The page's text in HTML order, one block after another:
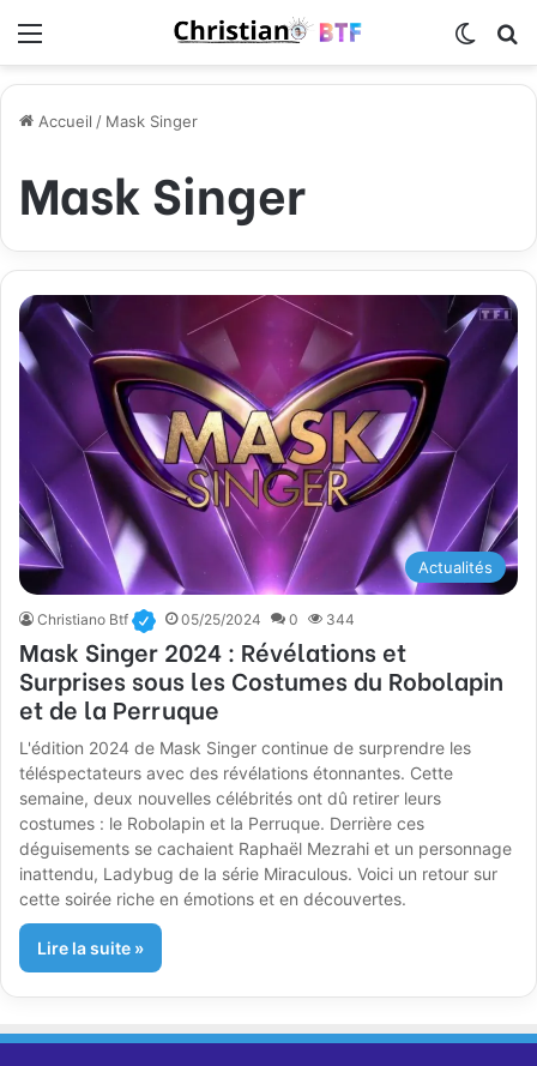
Accueil / Mask Singer
Mask Singer
Actualités
Christiano Btf 05/25/2024 0 344
Mask Singer 2024 : Révélations et
Surprises sous les Costumes du Robolapin
et de la Perruque
L'édition 2024 de Mask Singer continue de surprendre les
téléspectateurs avec des révélations étonnantes. Cette
semaine, deux nouvelles célébrités ont dû retirer leurs
costumes : le Robolapin et la Perruque. Derrière ces
déguisements se cachaient Raphaël Mezrahi et un personnage
inattendu, Ladybug de la série Miraculous. Voici un retour sur
cette soirée riche en émotions et en découvertes.
Lire la suite »